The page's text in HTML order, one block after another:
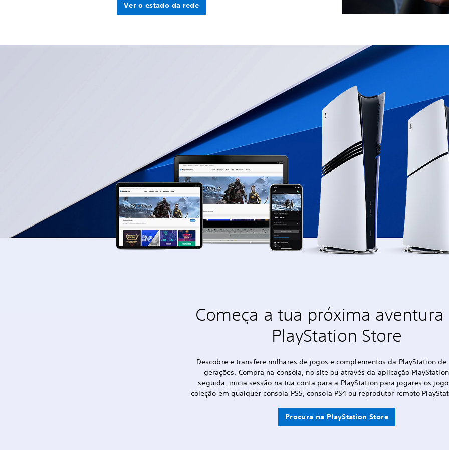
Ver o estado da rede
Começa a tua próxima
PlayStation Store
Descobre e transfere milhares de jogos e complementos da PlayStation de
gerações. Compra na consola, no site ou através da aplicação
seguida, inicia sessão na tua conta para a PlayStation para jogares os
coleção em qualquer consola PS5, consola PS4 ou reprodutor remoto
Procura na PlayStation Store